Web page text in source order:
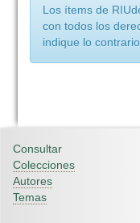
Los ítems de
con todos los
indique lo contrario.
Consultar
Colecciones
Autores
Temas